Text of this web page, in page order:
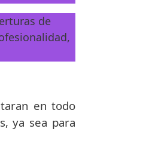
de
en todo
ya sea para